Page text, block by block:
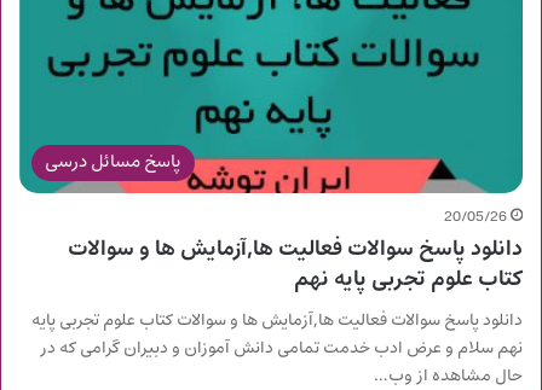
پاسخ مسائل درسی
20/05/26
دانلود پاسخ سوالات فعالیت ها,آزمایش ها و سوالات
کتاب علوم تجربی پایه نهم
دانلود پاسخ سوالات فعالیت ها,آزمایش ها و سوالات کتاب علوم تجربی پایه
نهم سلام و عرض ادب خدمت تمامی دانش آموزان و دبیران گرامی که در
حال مشاهده از وب…